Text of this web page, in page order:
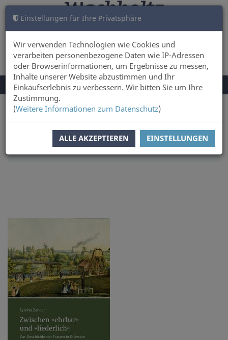
Einstellungen für Ihre Privatsphäre
Wir verwenden Technologien wie Cookies und
verarbeiten personenbezogene Daten wie IP-Adressen
oder Browserinformationen, um Ergebnisse zu messen,
Inhalte unserer Website abzustimmen und Ihr
Einkaufserlebnis zu verbessern. Wir bitten Sie um Ihre
Zustimmung.
(Weitere Informationen zum Datenschutz)
ALLE AKZEPTIEREN EINSTELLUNGEN
ANMELDEN WARENKORB 0
NAVIGATION
UMSCHALTEN
Menü
Sie sind hier:
SORTIERUNG: AUTOREN